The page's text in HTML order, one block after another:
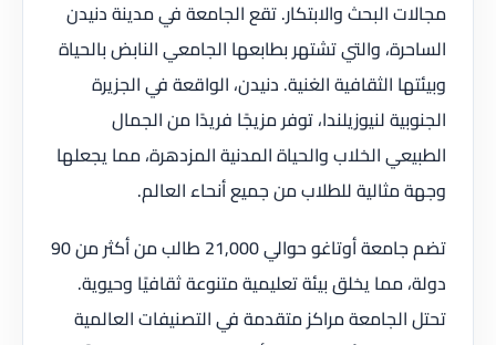
مجالات البحث والابتكار. تقع الجامعة في مدينة دنيدن
الساحرة، والتي تشتهر بطابعها الجامعي النابض بالحياة
وبيئتها الثقافية الغنية. دنيدن، الواقعة في الجزيرة
الجنوبية لنيوزيلندا، توفر مزيجًا فريدًا من الجمال
الطبيعي الخلاب والحياة المدنية المزدهرة، مما يجعلها
وجهة مثالية للطلاب من جميع أنحاء العالم.
تضم جامعة أوتاغو حوالي 21,000 طالب من أكثر من 90
دولة، مما يخلق بيئة تعليمية متنوعة ثقافيًا وحيوية.
تحتل الجامعة مراكز متقدمة في التصنيفات العالمية